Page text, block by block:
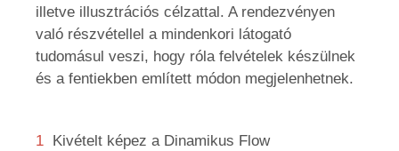
illetve illusztrációs célzattal. A rendezvényen
való részvétellel a mindenkori látogató
tudomásul veszi, hogy róla felvételek készülnek
és a fentiekben említett módon megjelenhetnek.
1
Kivételt képez a Dinamikus Flow